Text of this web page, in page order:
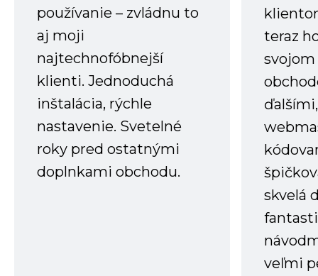
používanie – zvládnu to
aj moji
najtechnofóbnejší
klienti. Jednoduchá
inštalácia, rýchle
nastavenie. Svetelné
roky pred ostatnými
doplnkami obchodu.
teraz
skvelá
veľmi